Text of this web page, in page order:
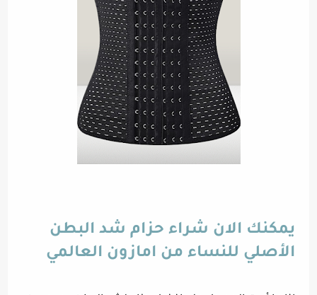
يمكنك الان شراء حزام شد البطن
الأصلي للنساء من امازون العالمي